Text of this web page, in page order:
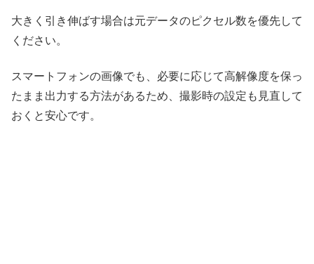
大きく引き伸ばす場合は元データのピクセル数を優先して
ください。
スマートフォンの画像でも、必要に応じて高解像度を保っ
たまま出力する方法があるため、撮影時の設定も見直して
おくと安心です。